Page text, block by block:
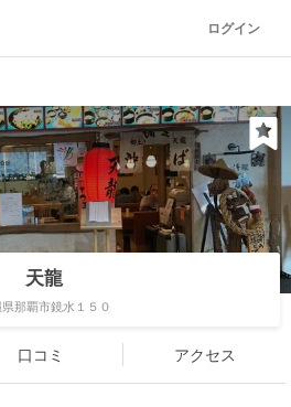
ログイン
天龍
那覇市鏡水１５０
口コミ アクセス